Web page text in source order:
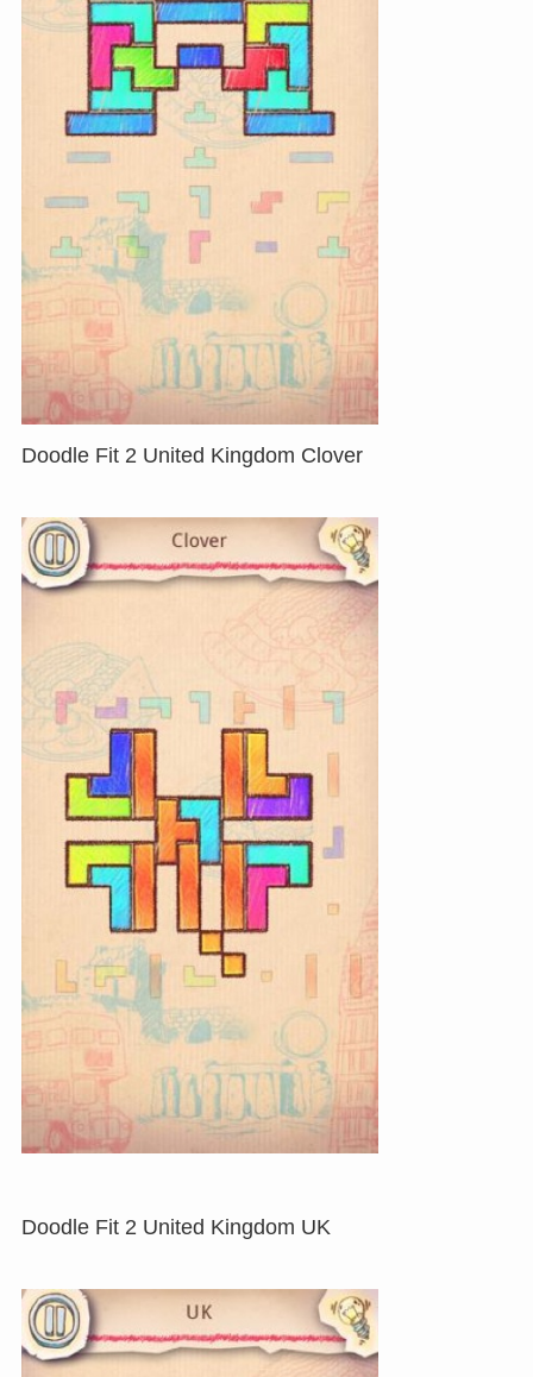
Doodle Fit 2 United Kingdom Clover
Doodle Fit 2 United Kingdom UK